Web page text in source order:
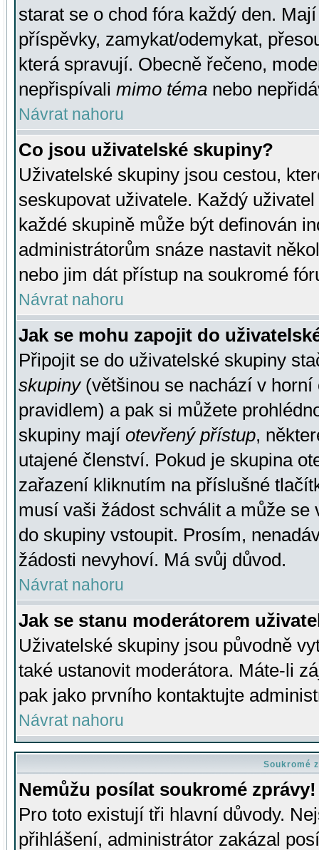
starat se o chod fóra každý den.
příspěvky, zamykat/odemykat,
která spravují. Obecně řečeno,
nepřispívali mimo téma nebo
Návrat nahoru
Co jsou uživatelské skupiny?
Uživatelské skupiny jsou cestou,
seskupovat uživatele. Každý
každé skupině může být definován
administrátorům snáze nastavit
nebo jim dát přístup na soukromé
Návrat nahoru
Jak se mohu zapojit do
Připojit se do uživatelské skupiny
skupiny(většinou se nachází v horní
pravidlem) a pak si můžete
skupiny mají otevřený přístup,
utajené členství. Pokud je skupina
zařazení kliknutím na příslušné
musí vaši žádost schválit a může se
do skupiny vstoupit. Prosím,
žádosti nevyhoví. Má svůj důvod.
Návrat nahoru
Jak se stanu moderátorem
Uživatelské skupiny jsou původně
také ustanovit moderátora. Máte-li
pak jako prvního kontaktujte
Návrat nahoru
Soukromé
Nemůžu posílat soukromé zprávy!
Pro toto existují tři hlavní důvody.
přihlášení, administrátor zakázal